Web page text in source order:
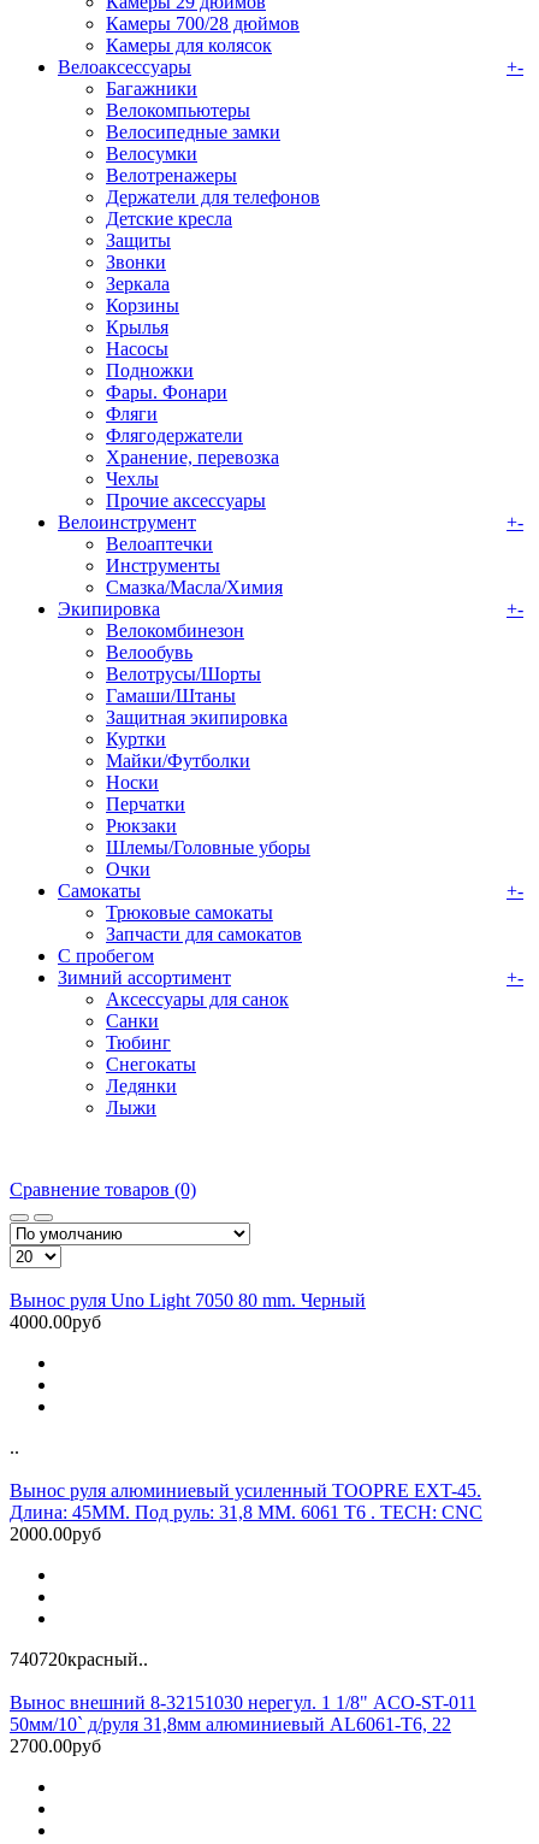
Камеры 700/28 дюймов
Камеры для колясок
Велоаксессуары
+-
Багажники
Велокомпьютеры
Велосипедные замки
Велосумки
Велотренажеры
Держатели для телефонов
Детские кресла
Защиты
Звонки
Зеркала
Корзины
Крылья
Насосы
Подножки
Фары. Фонари
Фляги
Флягодержатели
Хранение, перевозка
Чехлы
Прочие аксессуары
Велоинструмент
+-
Велоаптечки
Инструменты
Смазка/Масла/Химия
Экипировка
+-
Велокомбинезон
Велообувь
Велотрусы/Шорты
Гамаши/Штаны
Защитная экипировка
Куртки
Майки/Футболки
Носки
Перчатки
Рюкзаки
Шлемы/Головные уборы
Очки
Самокаты
+-
Трюковые самокаты
Запчасти для самокатов
С пробегом
Зимний ассортимент
+-
Аксессуары для санок
Санки
Тюбинг
Снегокаты
Ледянки
Лыжи
Сравнение товаров (0)
Вынос руля Uno Light 7050 80 mm. Черный
4000.00руб
..
Вынос руля алюминиевый усиленный TOOPRE EXT-45.
Длина: 45MM. Под руль: 31,8 ММ. 6061 T6 . TECH: CNC
2000.00руб
740720красный..
Вынос внешний 8-32151030 нерегул. 1 1/8" ACO-ST-011
50мм/10` д/руля 31,8мм алюминиевый AL6061-T6, 22
2700.00руб